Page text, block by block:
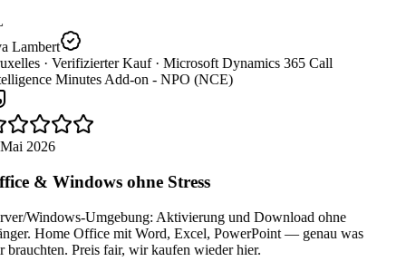
Lambert
· Verifizierter Kauf · Microsoft Dynamics 365 Call
Minutes Add-on - NPO (NCE)
2026
& Windows ohne Stress
Windows-Umgebung: Aktivierung und Download ohne
Home Office mit Word, Excel, PowerPoint — genau was
Preis fair, wir kaufen wieder hier.